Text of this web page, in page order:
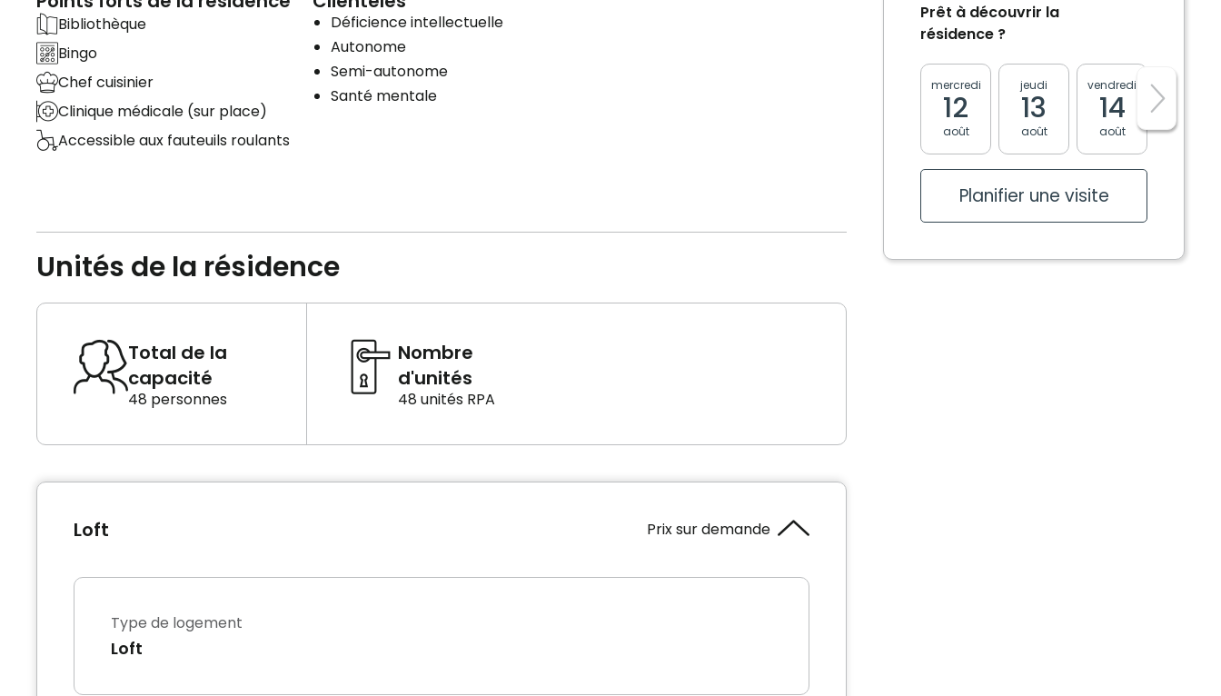
Bibliothèque
Bingo
Chef cuisinier
Clinique médicale (sur place)
Accessible aux fauteuils roulants
Déficience intellectuelle
Autonome
Semi-autonome
Santé mentale
Unités de la résidence
Total de la
capacité
48 personnes
Nombre
d'unités
48 unités RPA
Loft Prix sur demande
Type de logement
Loft
Prêt à découvrir la
résidence ?
mercredi
12
août
jeudi
13
août
vendredi
14
août août
Planifier une visite